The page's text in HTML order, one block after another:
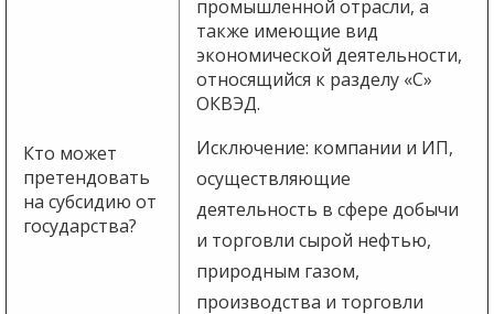
Кто может
претендовать
на субсидию от
государства?
промышленной отрасли, а
также имеющие вид
экономической деятельности,
относящийся к разделу «С»
ОКВЭД.
Исключение: компании и ИП,
осуществляющие
деятельность в сфере добычи
и торговли сырой нефтью,
природным газом,
производства и торговли